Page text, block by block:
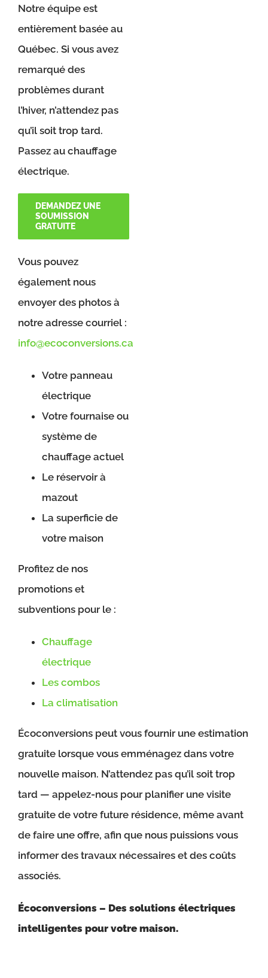
Notre équipe est
entièrement basée au
Québec. Si vous avez
remarqué des
problèmes durant
l’hiver, n’attendez pas
qu’il soit trop tard.
Passez au chauffage
électrique.
DEMANDEZ UNE
SOUMISSION
GRATUITE
Vous pouvez
également nous
envoyer des photos à
notre adresse courriel :
info@ecoconversions.ca
Votre panneau
électrique
Votre fournaise ou
système de
chauffage actuel
Le réservoir à
mazout
La superficie de
votre maison
Profitez de nos
promotions et
subventions pour le :
Chauffage
électrique
Les combos
La climatisation
Écoconversions peut vous fournir une estimation
gratuite lorsque vous emménagez dans votre
nouvelle maison. N’attendez pas qu’il soit trop
tard — appelez-nous pour planifier une visite
gratuite de votre future résidence, même avant
de faire une offre, afin que nous puissions vous
informer des travaux nécessaires et des coûts
associés.
Écoconversions – Des solutions électriques
intelligentes pour votre maison.